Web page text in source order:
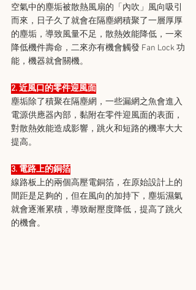
空氣中的塵垢被散熱風扇的「內吹」風向吸引
而來，日子久了就會在隔塵網積聚了一層厚厚
的塵垢，導致風量不足，散熱效能降低，一來
降低機件壽命，二來亦有機會觸發 Fan Lock 功
能，機器就會關機。
2. 近風口的零件迎風面
塵垢除了積聚在隔塵網，一些漏網之魚會進入
電源供應器內部，黏附在零件迎風面的表面，
對散熱效能造成影響，跳火和短路的機率大大
提高。
3. 電路上的銅箔
線路板上的兩個高壓電銅箔，在原始設計上的
間距是足夠的，但在風向的加持下，塵垢濕氣
就會逐漸累積，導致耐壓度降低，提高了跳火
的機會。